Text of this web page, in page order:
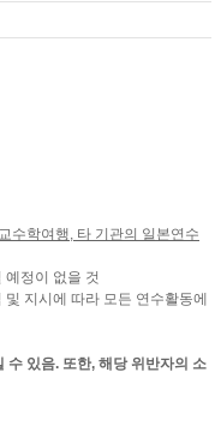
수학여행, 타 기관의 일본연수
정이 없을 것
지시에 따라 모든 연수활동에
수 있음. 또한, 해당 위반자의 소